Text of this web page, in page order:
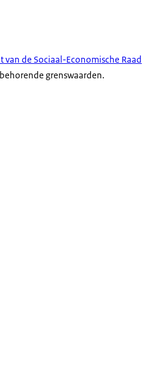
van de Sociaal-Economische Raad
grenswaarden.